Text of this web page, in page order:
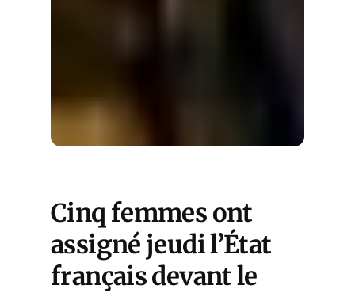
Cinq femmes ont
assigné jeudi l’État
français devant le